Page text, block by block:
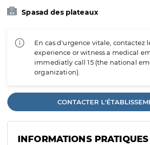
Spasad des plateaux
En cas d'urgence vitale, contactez
experience or witness a medical
immediatly call 15 (the national
organization).
CONTACTER
INFORMATIONS PRATIQUES